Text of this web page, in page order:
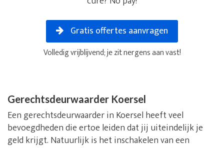
Gratis offertes aanvragen
Volledig vrijblijvend; je zit nergens aan vast!
Gerechtsdeurwaarder Koersel
Een gerechtsdeurwaarder in Koersel heeft veel
bevoegdheden die ertoe leiden dat jij uiteindelijk je
geld krijgt. Natuurlijk is het inschakelen van een